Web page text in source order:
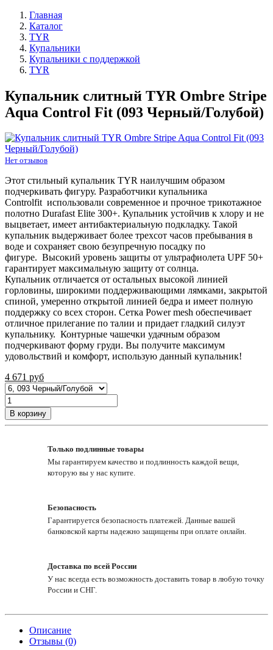
Главная
Каталог
TYR
Купальники
Купальники с поддержкой
TYR
Купальник слитный TYR Ombre Stripe
Aqua Control Fit (093 Черный/Голубой)
Нет отзывов
Этот стильный купальник TYR наилучшим образом
подчеркивать фигуру. Разработчики купальника
Controlfit использовали современное и прочное трикотажное
полотно Durafast Elite 300+. Купальник устойчив к хлору и не
выцветает, имеет антибактериальную подкладку. Такой
купальник выдерживает более трехсот часов пребывания в
воде и сохраняет свою безупречную посадку по
фигуре. Высокий уровень защиты от ультрафиолета UPF 50+
гарантирует максимальную защиту от солнца.
Купальник отличается от остальных высокой линией
горловины, широкими поддерживающими лямками, закрытой
спиной, умеренно открытой линией бедра и имеет полную
поддержку со всех сторон. Сетка Power mesh обеспечивает
отличное прилегание по талии и придает гладкий силуэт
купальнику. Контурные чашечки удачным образом
подчеркивают форму груди. Вы получите максимум
удовольствий и комфорт, использую данный купальник!
4 671 руб
В корзину
Только подлинные товары
Мы гарантируем качество и подлинность каждой вещи,
которую вы у нас купите.
Безопасность
Гарантируется безопасность платежей. Данные вашей
банковской карты надежно защищены при оплате онлайн.
Доставка по всей России
У нас всегда есть возможность доставить товар в любую точку
России и СНГ.
Описание
Отзывы (0)